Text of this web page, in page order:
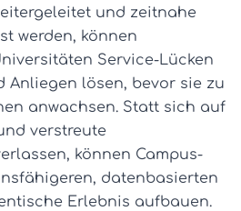
und zeitnahe
werden, können
Service-Lücken
Anliegen lösen, bevor sie zu
anwachsen. Statt sich auf
verstreute
können Campus-
datenbasierten
Erlebnis aufbauen.